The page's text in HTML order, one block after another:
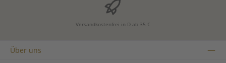
Versandkostenfrei in D ab 35 €
Über uns